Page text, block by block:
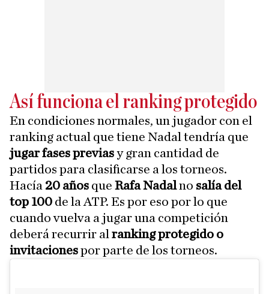
Así funciona el ranking protegido
En condiciones normales, un jugador con el
ranking actual que tiene Nadal tendría que
jugar fases previasy gran cantidad de
partidos para clasificarse a los torneos.
Hacía 20 años que Rafa Nadalno salía del
top 100 de la ATP. Es por eso por lo que
cuando vuelva a jugar una competición
deberá recurrir al ranking protegido o
invitacionespor parte de los torneos.